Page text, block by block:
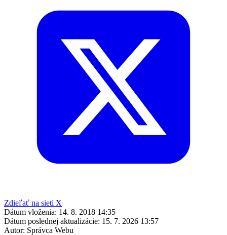
Zdieľať na sieti X
Dátum vloženia: 14. 8. 2018 14:35
Dátum poslednej aktualizácie: 15. 7. 2026 13:57
Autor: Správca Webu